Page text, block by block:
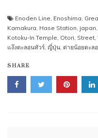
Enoden Line Enoshima
Kamakura Hase Station japan
Kotoku-In Temple Otori Street
แง๊งตะลอนทัวร์ ญี่ปุ่น ต่ายน้อยตะล
SHARE